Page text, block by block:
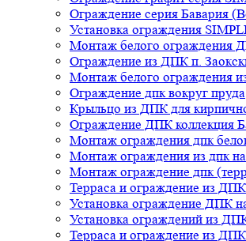
Ограждение серия Бавария
Установка ограждения
Монтаж белого ограждения
Ограждение из ДПК п.
Монтаж белого ограждения
Ограждение дпк вокруг пруда
Крыльцо из ДПК для
Ограждение ДПК коллекция
Монтаж ограждения дпк
Монтаж ограждения из дпк
Монтаж ограждение дпк
Терраса и ограждение из
Установка ограждение ДПК
Установка ограждений из
Терраса и ограждение из